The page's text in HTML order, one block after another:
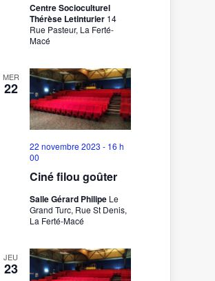
Centre Socioculturel
Thérèse Letinturier 14
Rue Pasteur, La Ferté-
Macé
MER
22
Ciné filou goûter
22 novembre 2023 - 16 h
00
Salle Gérard Philipe Le
Grand Turc, Rue St Denis,
La Ferté-Macé
JEU
23